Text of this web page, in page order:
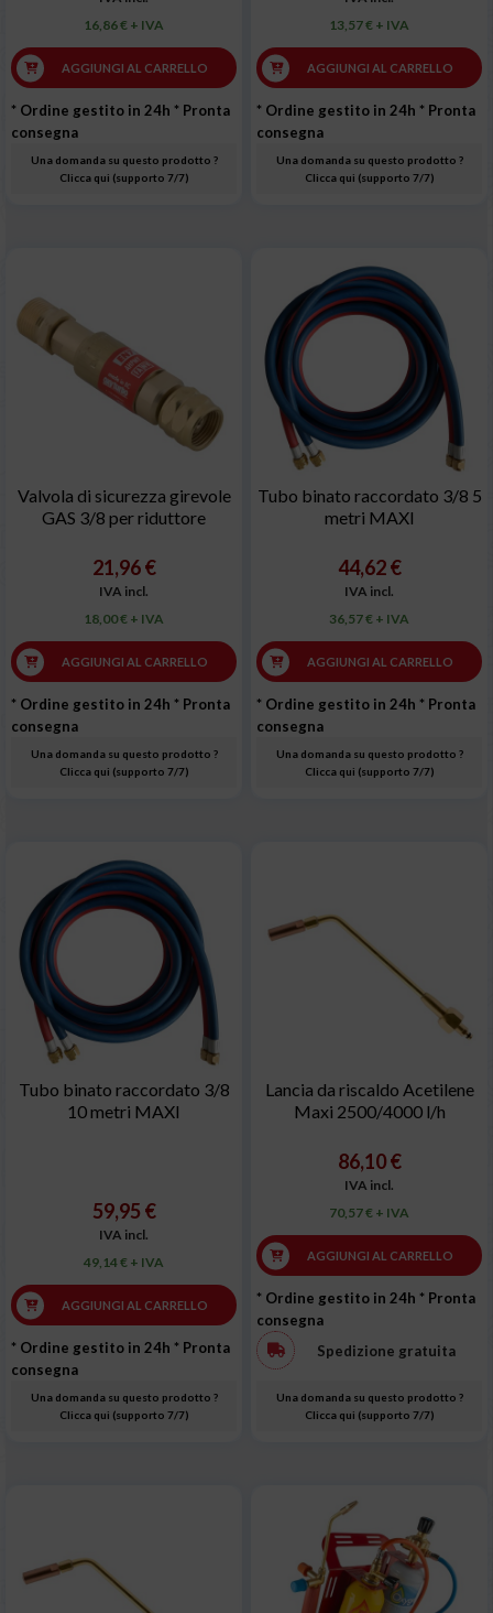
16,86 € + IVA
AGGIUNGI AL CARRELLO
* Ordine gestito in 24h * Pronta
consegna
Una domanda su questo prodotto ?
Clicca qui (supporto 7/7)
13,57 € + IVA
AGGIUNGI AL CARRELLO
* Ordine gestito in 24h * Pronta
consegna
Una domanda su questo prodotto ?
Clicca qui (supporto 7/7)
Valvola di sicurezza girevole
GAS 3/8 per riduttore
21,96 €
IVA incl.
18,00 € + IVA
AGGIUNGI AL CARRELLO
* Ordine gestito in 24h * Pronta
consegna
Una domanda su questo prodotto ?
Clicca qui (supporto 7/7)
Tubo binato raccordato 3/8 5
metri MAXI
44,62 €
IVA incl.
36,57 € + IVA
AGGIUNGI AL CARRELLO
* Ordine gestito in 24h * Pronta
consegna
Una domanda su questo prodotto ?
Clicca qui (supporto 7/7)
Tubo binato raccordato 3/8
10 metri MAXI
59,95 €
IVA incl.
49,14 € + IVA
AGGIUNGI AL CARRELLO
* Ordine gestito in 24h * Pronta
consegna
Una domanda su questo prodotto ?
Clicca qui (supporto 7/7)
Lancia da riscaldo Acetilene
Maxi 2500/4000 l/h
86,10 €
IVA incl.
70,57 € + IVA
AGGIUNGI AL CARRELLO
* Ordine gestito in 24h * Pronta
consegna
Spedizione gratuita
Una domanda su questo prodotto ?
Clicca qui (supporto 7/7)